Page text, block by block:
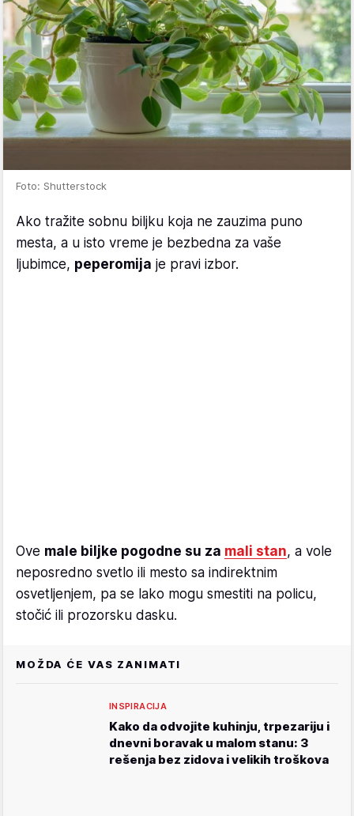
Foto: Shutterstock
Ako tražite sobnu biljku koja ne zauzima puno
mesta, a u isto vreme je bezbedna za vaše
ljubimce, peperomija je pravi izbor.
Ove male biljke pogodne su za mali stan, a vole
neposredno svetlo ili mesto sa indirektnim
osvetljenjem, pa se lako mogu smestiti na policu,
stočić ili prozorsku dasku.
MOŽDA ĆE VAS ZANIMATI
INSPIRACIJA
Kako da odvojite kuhinju, trpezariju i
dnevni boravak u malom stanu: 3
rešenja bez zidova i velikih troškova